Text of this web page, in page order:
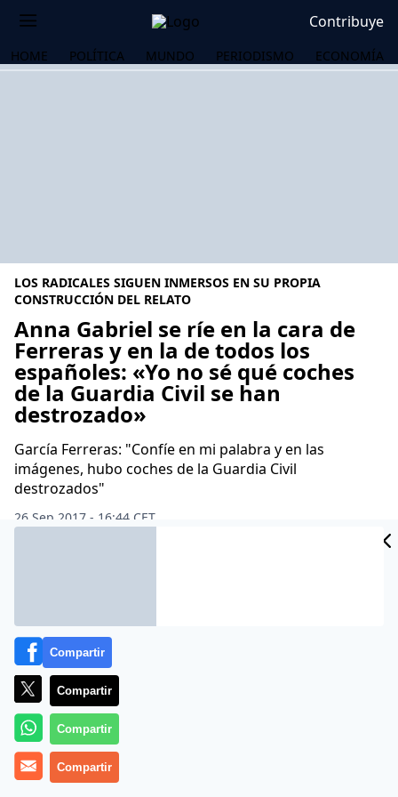
Contribuye
HOME POLÍTICA MUNDO PERIODISMO ECONOMÍA
LOS RADICALES SIGUEN INMERSOS EN SU PROPIA
CONSTRUCCIÓN DEL RELATO
Anna Gabriel se ríe en la cara de
Ferreras y en la de todos los
españoles: «Yo no sé qué coches
de la Guardia Civil se han
destrozado»
García Ferreras: "Confíe en mi palabra y en las
imágenes, hubo coches de la Guardia Civil
destrozados"
26 Sep 2017 - 16:44 CET
Compartir
Compartir
Compartir
Compartir